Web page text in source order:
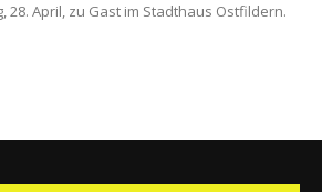
28. April, zu Gast im Stadthaus Ostfildern.